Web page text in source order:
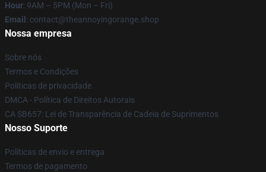
Hour: 9AM – 5PM (Mon – Fri)
Email : contact@theannoyingorange.shop
Nossa empresa
Sobre nós
Termos e Condições
Políticas de privacidade
DMCA - Política de Direitos Autorais
CA SB657: Lei de Transparência de Cadeia de Suprimentos
Nosso Suporte
Políticas de envio e entrega
Termos de pagamento